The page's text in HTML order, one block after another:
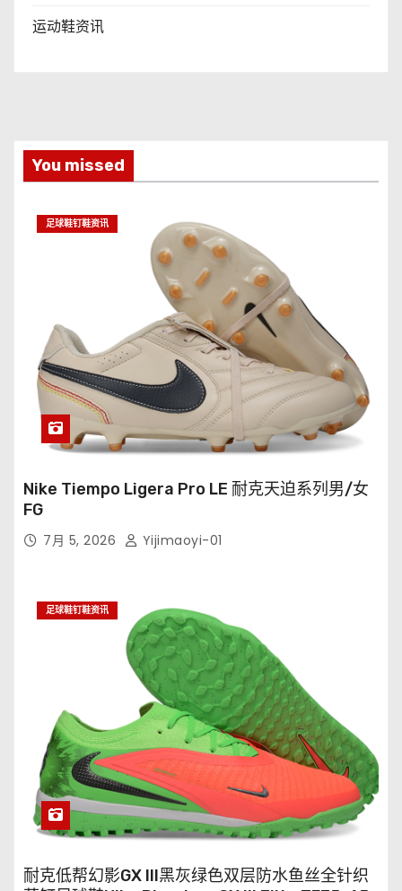
运动鞋资讯
You missed
足球鞋钉鞋资讯
Nike Tiempo Ligera Pro LE 耐克天迫系列男/女
FG
7月 5, 2026 Yijimaoyi-01
足球鞋钉鞋资讯
耐克低帮幻影GX III黑灰绿色双层防水鱼丝全针织